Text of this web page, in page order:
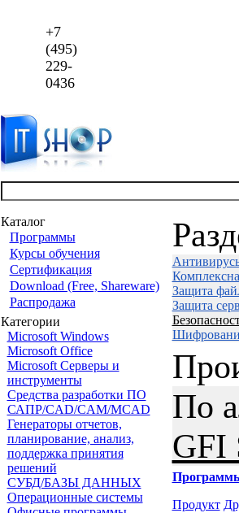
+7
(495)
229-
0436
Каталог
Программы
Курсы обучения
Сертификация
Download (Free, Shareware)
Распродажа
Категории
Microsoft Windows
Microsoft Office
Microsoft Серверы и
инструменты
Средства разработки ПО
САПР/CAD/CAM/MCAD
Генераторы отчетов,
планирование, анализ,
поддержка принятия
решений
СУБД/БАЗЫ ДАННЫХ
Операционные системы
Защита
Защита
По
GFI
Продукт